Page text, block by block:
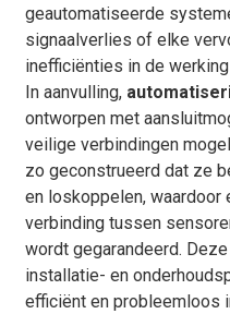
geautomatiseerde
signaalverlies of elke
inefficiënties in de
In aanvulling,
ontworpen met
veilige verbindingen
zo geconstrueerd dat ze
en loskoppelen, waardoor
verbinding tussen
wordt gegarandeerd.
installatie- en
efficiënt en probleemloos